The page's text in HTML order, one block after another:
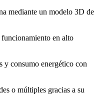
mediante un modelo 3D de
en alto
y consumo energético con
o múltiples gracias a su